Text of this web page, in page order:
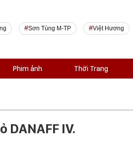
Sơn Tùng M-TP Việt Hương
Phim ảnh Thời Trang
IV.